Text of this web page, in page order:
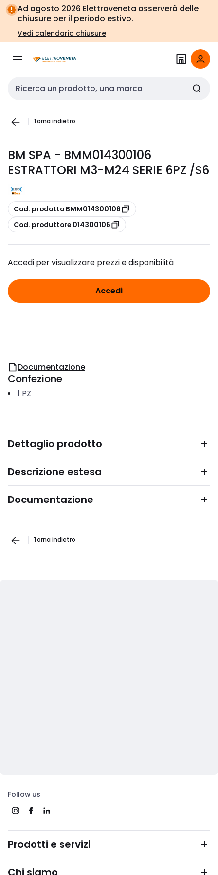
Vai alla
navigazione
Vai
alla
pagina
Ad agosto 2026 Elettroveneta osserverà delle
chiusure per il periodo estivo.
Vedi calendario chiusure
Cerca input
Torna indietro
BM SPA - BMM014300106
ESTRATTORI M3-M24 SERIE 6PZ /S6
copia
Cod. prodotto BMM014300106
copia
Cod. produttore 014300106
Accedi per visualizzare prezzi e disponibilità
Accedi
Documentazione
Confezione
1 PZ
Dettaglio prodotto
Descrizione estesa
Documentazione
Torna indietro
Follow us
Prodotti e servizi
Chi siamo